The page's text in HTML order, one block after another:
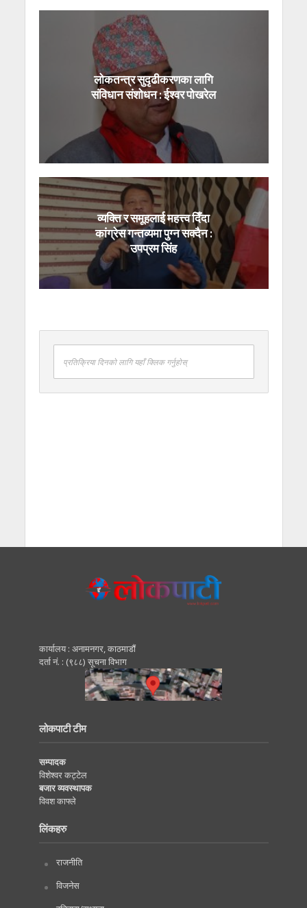
लोकतन्त्र सुदृढीकरणका लागि
संविधान संशोधन : ईश्वर पोखरेल
व्यक्ति र समूहलाई महत्त्व दिँदा
कांग्रेस गन्तव्यमा पुग्न सक्दैन :
उपप्रम सिंह
प्रतिक्रिया दिनको लागि यहाँ क्लिक गर्नुहोस्
कार्यालय : अनामनगर, काठमाडाैं
दर्ता नं. : (९८८) सूचना विभाग
लोकपाटी टीम
सम्पादक
विशेश्वर कट्टेल
बजार व्यवस्थापक
विवश काफ्ले
लिंकहरु
राजनीति
विजनेस